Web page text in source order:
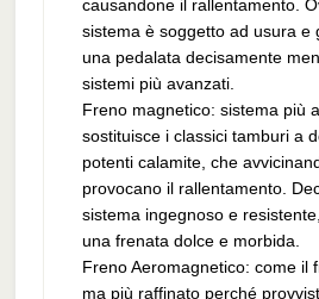
causandone il rallentamento.
sistema è soggetto ad usura e
una pedalata decisamente
sistemi più avanzati.
Freno magnetico: sistema più
sostituisce i classici tamburi a
potenti calamite, che
provocano il rallentamento.
sistema ingegnoso e
una frenata dolce e morbida.
Freno Aeromagnetico: come il
ma più raffinato perché